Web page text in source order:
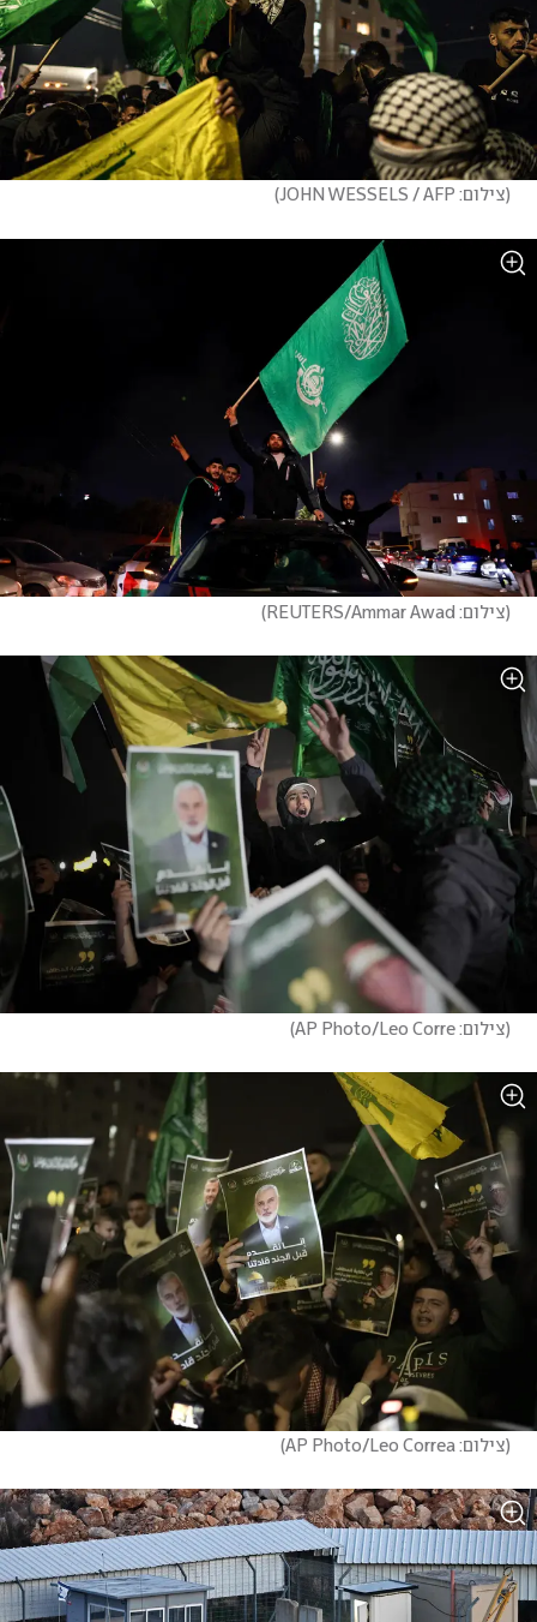
(צילום: JOHN WESSELS / AFP )
(צילום: REUTERS/Ammar Awad )
(צילום: AP Photo/Leo Corre )
(צילום: AP Photo/Leo Correa )